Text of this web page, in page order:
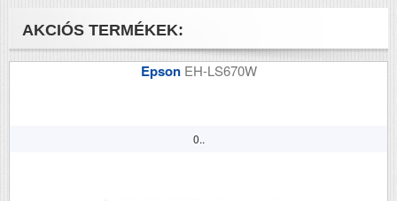
Havi terhelhetőség
(oldal/hó)
5000
Szkennelés
i
AKCIÓS TERMÉKEK:
Epson EH-LS670W
0..